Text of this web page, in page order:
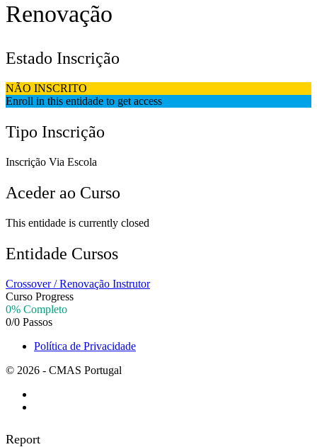
Renovação
Estado Inscrição
NÃO INSCRITO
Enroll in this entidade to get access
Tipo Inscrição
Inscrição Via Escola
Aceder ao Curso
This entidade is currently closed
Entidade Cursos
Crossover / Renovação Instrutor
Curso Progress
0% Completo
0/0 Passos
Política de Privacidade
© 2026 - CMAS Portugal
Report